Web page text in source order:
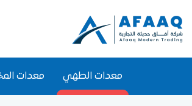
معدات الطهي معدات